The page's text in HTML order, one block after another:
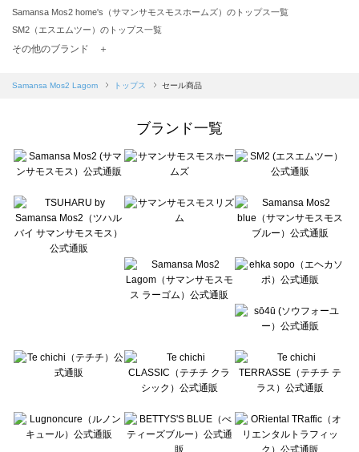
Samansa Mos2 home's（サマンサモスモスホームズ）のトップス一覧
SM2（エスエムツー）のトップス一覧
TSUHARU by Samansa Mos2（ツハルバイサマンサモスモス）のトップス一覧
Samansa Mos2 blue（サマンサモスモス ブルー）のトップス一覧
sō4ū（ソウフォーユー）のトップス一覧
Te chichi（テチチ）のトップス一覧
Te chichi CLASSIC（テチチ クラシック）のトップス一覧
Lugnoncure（ルノンキュール）のトップス一覧
BETTY'S BLUE（べティーズブルー）のトップス一覧
Wpc.（ワールドパーティー）のトップス一覧
その他のブランド ＋
Samansa Mos2 Lagom トップス セール商品
ブランド一覧